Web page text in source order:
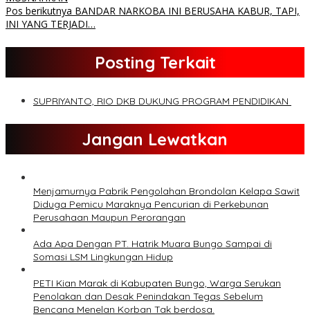
Pos berikutnya BANDAR NARKOBA INI BERUSAHA KABUR, TAPI,
INI YANG TERJADI…
Posting Terkait
SUPRIYANTO, RIO DKB DUKUNG PROGRAM PENDIDIKAN
Jangan Lewatkan
Menjamurnya Pabrik Pengolahan Brondolan Kelapa Sawit
Diduga Pemicu Maraknya Pencurian di Perkebunan
Perusahaan Maupun Perorangan
Ada Apa Dengan PT. Hatrik Muara Bungo Sampai di
Somasi LSM Lingkungan Hidup
PETI Kian Marak di Kabupaten Bungo, Warga Serukan
Penolakan dan Desak Penindakan Tegas Sebelum
Bencana Menelan Korban Tak berdosa.